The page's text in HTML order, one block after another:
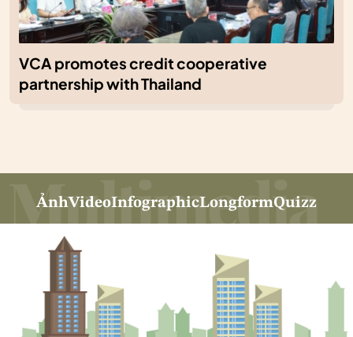
VCA promotes credit cooperative
partnership with Thailand
ẢnhVideoInfographicLongformQuizz